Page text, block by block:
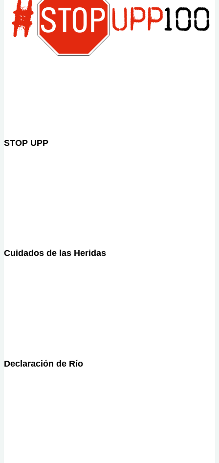
STOP UPP
Cuidados de las Heridas
Declaración de Río